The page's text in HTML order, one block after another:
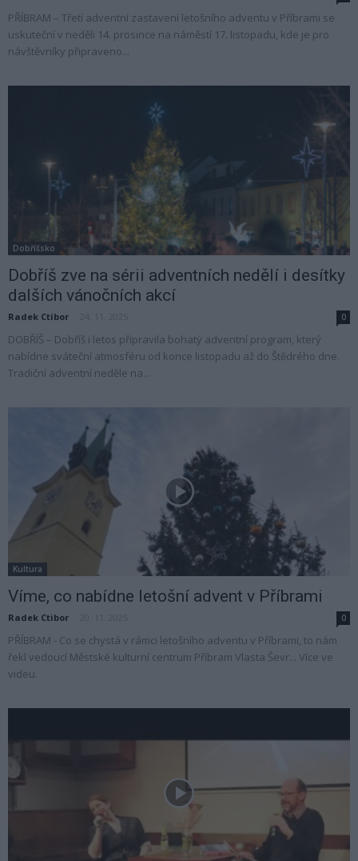
PŘÍBRAM – Třetí adventní zastavení letošního adventu v Příbrami se
uskuteční v neděli 14. prosince na náměstí 17. listopadu, kde je pro
návštěvníky připraveno...
Dobříšsko
Dobříš zve na sérii adventních nedělí i desítky
dalších vánočních akcí
Radek Ctibor 0
DOBŘÍŠ – Dobříš i letos připravila bohatý adventní program, který
nabídne sváteční atmosféru od konce listopadu až do Štědrého dne.
Tradiční adventní neděle na...
Kultura
Víme, co nabídne letošní advent v Příbrami
Radek Ctibor 0
PŘÍBRAM - Co se chystá v rámci letošního adventu v Příbrami, to nám
řekl vedoucí Městské kulturní centrum Příbram Vlasta Ševr... Více ve
videu.